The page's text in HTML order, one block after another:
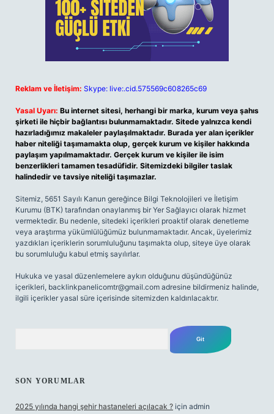
Reklam ve İletişim: Skype: live:.cid.575569c608265c69
Yasal Uyarı: Bu internet sitesi, herhangi bir marka, kurum veya şahıs
şirketi ile hiçbir bağlantısı bulunmamaktadır. Sitede yalnızca kendi
hazırladığımız makaleler paylaşılmaktadır. Burada yer alan içerikler
haber niteliği taşımamakta olup, gerçek kurum ve kişiler hakkında
paylaşım yapılmamaktadır. Gerçek kurum ve kişiler ile isim
benzerlikleri tamamen tesadüfidir. Sitemizdeki bilgiler taslak
halindedir ve tavsiye niteliği taşımazlar.
Sitemiz, 5651 Sayılı Kanun gereğince Bilgi Teknolojileri ve İletişim
Kurumu (BTK) tarafından onaylanmış bir Yer Sağlayıcı olarak hizmet
vermektedir. Bu nedenle, sitedeki içerikleri proaktif olarak denetleme
veya araştırma yükümlülüğümüz bulunmamaktadır. Ancak, üyelerimiz
yazdıkları içeriklerin sorumluluğunu taşımakta olup, siteye üye olarak
bu sorumluluğu kabul etmiş sayılırlar.
Hukuka ve yasal düzenlemelere aykırı olduğunu düşündüğünüz
içerikleri, backlinkpanelicomtr@gmail.com adresine bildirmeniz halinde,
ilgili içerikler yasal süre içerisinde sitemizden kaldırılacaktır.
SON YORUMLAR
2025 yılında hangi şehir hastaneleri açılacak ? için admin